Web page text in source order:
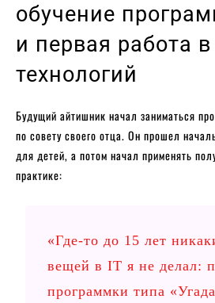
обучение
и первая работа
технологий
Будущий айтишник начал заниматься
по совету своего отца. Он прошел
для детей, а потом начал применять
практике:
«Где-то до 15 лет
вещей в ІТ я не делал:
программки типа